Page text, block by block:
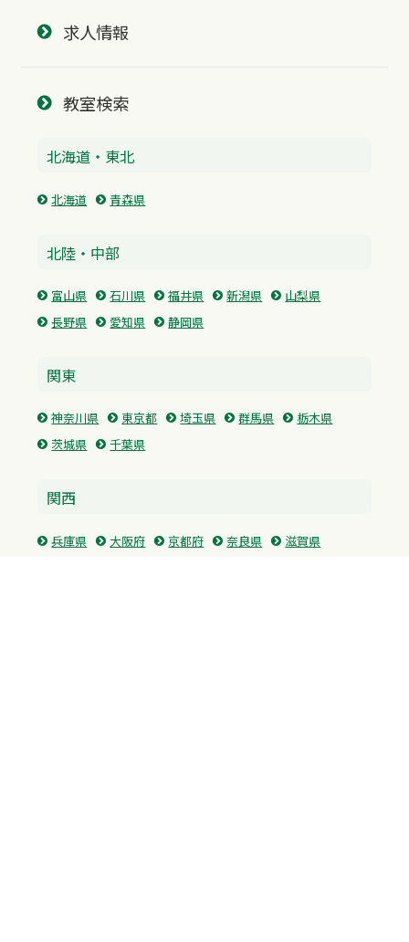
求人情報
教室検索
北海道・東北
北海道 青森県
北陸・中部
富山県 石川県 福井県 新潟県
山梨県
長野県
愛知県 静岡県
関東
神奈川県 東京都 埼玉県 群馬県
栃木県
茨城県
千葉県
関西
兵庫県 大阪府 京都府 奈良県
滋賀県